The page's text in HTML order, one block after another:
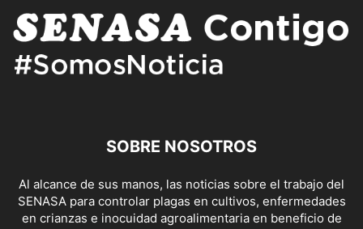
SOBRE NOSOTROS
Al alcance de sus manos, las noticias sobre el trabajo del
SENASA para controlar plagas en cultivos, enfermedades
en crianzas e inocuidad agroalimentaria en beneficio de